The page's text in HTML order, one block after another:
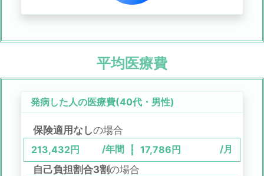
平均医療費
発病した人の医療費(40代 ・ 男性)
保険適用なしの場合
213,432円 /年間 17,786円
/月
自己負担割合3割の場合